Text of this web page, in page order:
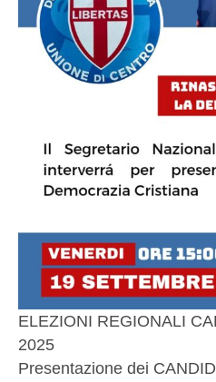
ELEZIONI REGIONALI
2025
Presentazione dei